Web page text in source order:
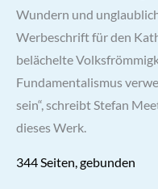
Wundern und
Werbeschrift für den
belächelte
Fundamentalismus
sein“, schreibt Stefan
dieses Werk.
344 Seiten, gebunden